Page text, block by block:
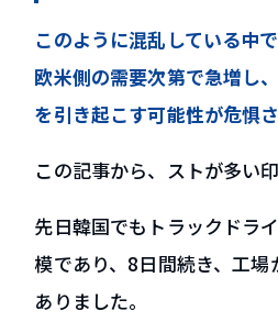
このように混乱している中
欧米側の需要次第で急増し
を引き起こす可能性が危惧さ
この記事から、ストが多い
先日韓国でもトラックドラ
模であり、8日間続き、工
ありました。